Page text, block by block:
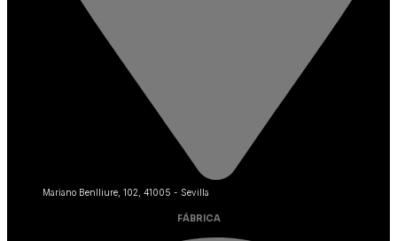
Mariano Benlliure, 102, 41005 - Sevilla
FÁBRICA